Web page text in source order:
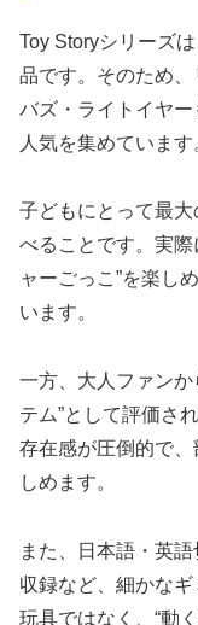
Toy Storyシリーズ
品です。そのため
バズ・ライトイヤ
人気を集めています
子どもにとって最
べることです。実
ャーごっこ”を楽し
います。
一方、大人ファンか
テム”として評価さ
存在感が圧倒的で
しめます。
また、日本語・英
収録など、細かな
玩具ではなく、“動